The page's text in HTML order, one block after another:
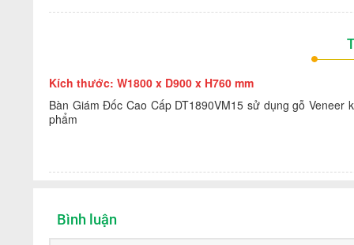
Kích thước: W1800 x D900 x H760 mm
Bàn Giám Đốc Cao Cấp DT1890VM15 sử dụng gỗ
phẩm
Bình luận